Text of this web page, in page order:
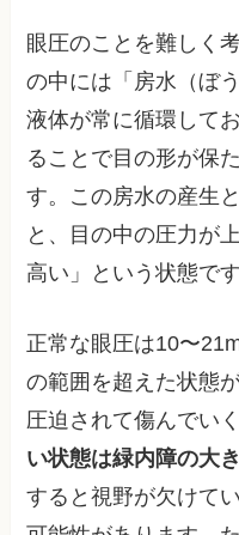
眼圧のことを難しく
の中には「房水（ぼ
液体が常に循環して
ることで目の形が保
す。この房水の産生
と、目の中の圧力が
高い」という状態です
正常な眼圧は10〜
の範囲を超えた状態
圧迫されて傷んでい
い状態は緑内障の大
すると視野が欠けて